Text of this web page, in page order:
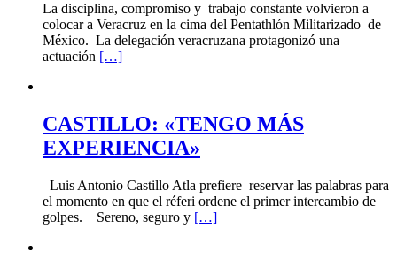
La disciplina, compromiso y trabajo constante volvieron a
colocar a Veracruz en la cima del Pentathlón Militarizado de
México. La delegación veracruzana protagonizó una
actuación […]
CASTILLO: «TENGO MÁS
EXPERIENCIA»
Luis Antonio Castillo Atla prefiere reservar las palabras para
el momento en que el réferi ordene el primer intercambio de
golpes. Sereno, seguro y […]